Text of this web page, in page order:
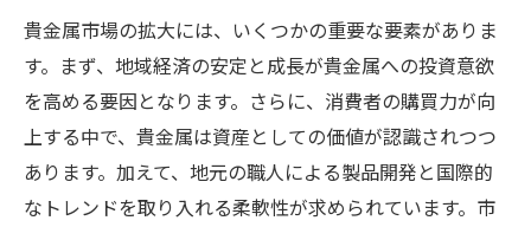
貴金属市場の拡大には、いくつかの重要な要素がありま
す。まず、地域経済の安定と成長が貴金属への投資意欲
を高める要因となります。さらに、消費者の購買力が向
上する中で、貴金属は資産としての価値が認識されつつ
あります。加えて、地元の職人による製品開発と国際的
なトレンドを取り入れる柔軟性が求められています。市